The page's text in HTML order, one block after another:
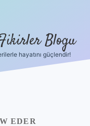
Blogu
hayatını güçlendir!
EDER